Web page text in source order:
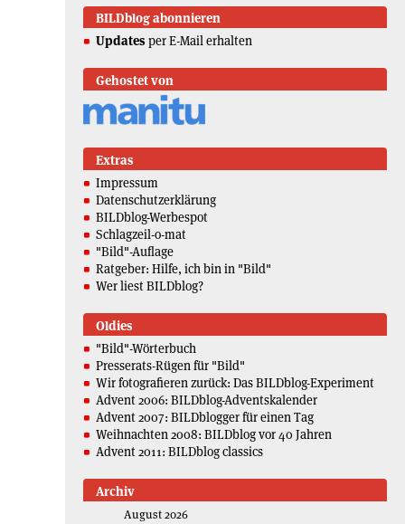
BILDblog abonnieren
Updates per E-Mail erhalten
Gehostet von
Extras
Impressum
Datenschutzerklärung
BILDblog-Werbespot
Schlagzeil-o-mat
"Bild"-Auflage
Ratgeber: Hilfe, ich bin in "Bild"
Wer liest BILDblog?
Oldies
"Bild"-Wörterbuch
Presserats-Rügen für "Bild"
Wir fotografieren zurück: Das BILDblog-Experiment
Advent 2006: BILDblog-Adventskalender
Advent 2007: BILDblogger für einen Tag
Weihnachten 2008: BILDblog vor 40 Jahren
Advent 2011: BILDblog classics
Archiv
August 2026